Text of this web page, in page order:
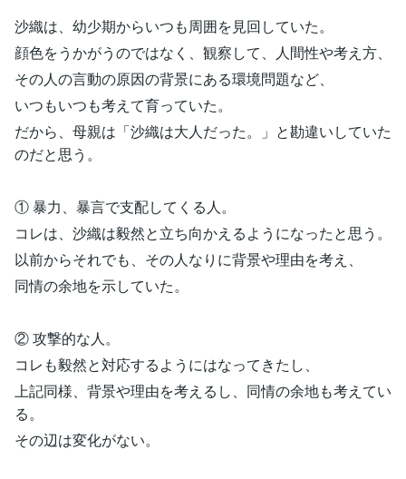
沙織は、幼少期からいつも周囲を見回していた。
顔色をうかがうのではなく、観察して、人間性や考え方、
その人の言動の原因の背景にある環境問題など、
いつもいつも考えて育っていた。
だから、母親は「沙織は大人だった。」と勘違いしていた
のだと思う。
① 暴力、暴言で支配してくる人。
コレは、沙織は毅然と立ち向かえるようになったと思う。
以前からそれでも、その人なりに背景や理由を考え、
同情の余地を示していた。
② 攻撃的な人。
コレも毅然と対応するようにはなってきたし、
上記同様、背景や理由を考えるし、同情の余地も考えてい
る。
その辺は変化がない。